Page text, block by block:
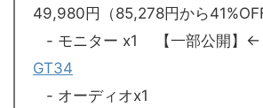
49,980円（85,278円から
- モニター x1 【一部公開】←
GT34
- オーディオx1